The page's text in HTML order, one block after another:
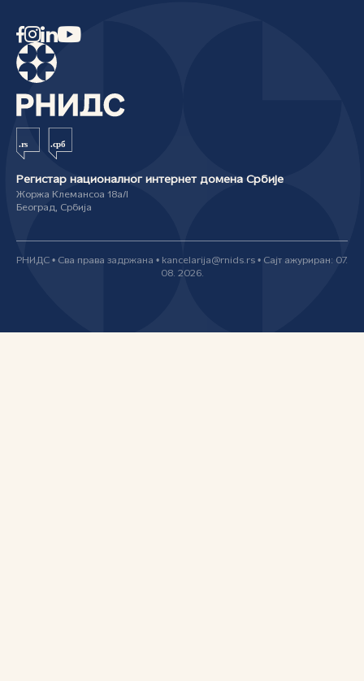
Регистар националног интернет домена Србије
Жоржа Клемансоа 18а/I
Београд, Србија
РНИДС • Сва права задржана • kancelarija@rnids.rs • Сајт ажуриран: 07.
08. 2026.